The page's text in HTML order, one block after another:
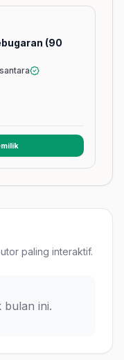
(90
tab baru)
paling interaktif.
bulan ini.